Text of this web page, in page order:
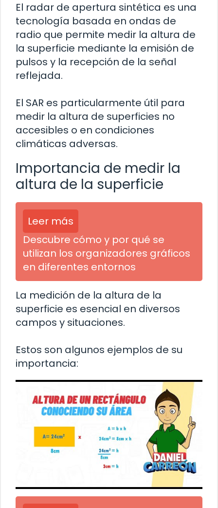
El radar de apertura sintética es una
tecnología basada en ondas de
radio que permite medir la altura de
la superficie mediante la emisión de
pulsos y la recepción de la señal
reflejada.
El SAR es particularmente útil para
medir la altura de superficies no
accesibles o en condiciones
climáticas adversas.
Importancia de medir la
altura de la superficie
Leer más
Descubre cómo y por qué se
utilizan los organizadores gráficos
en diferentes entornos
La medición de la altura de la
superficie es esencial en diversos
campos y situaciones.
Estos son algunos ejemplos de su
importancia: